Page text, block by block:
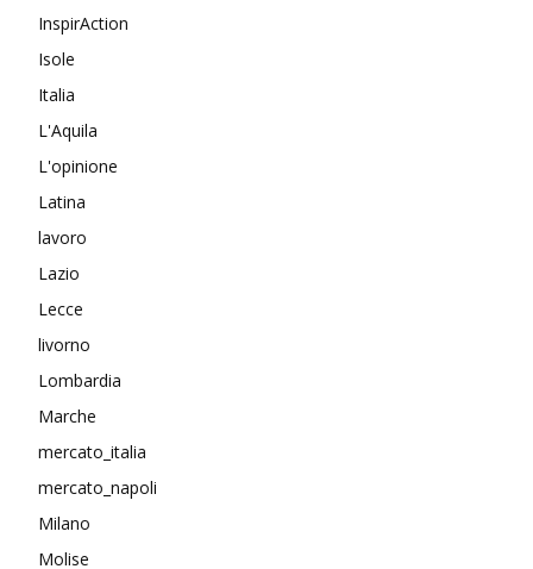
InspirAction
Isole
Italia
L'Aquila
L'opinione
Latina
lavoro
Lazio
Lecce
livorno
Lombardia
Marche
mercato_italia
mercato_napoli
Milano
Molise